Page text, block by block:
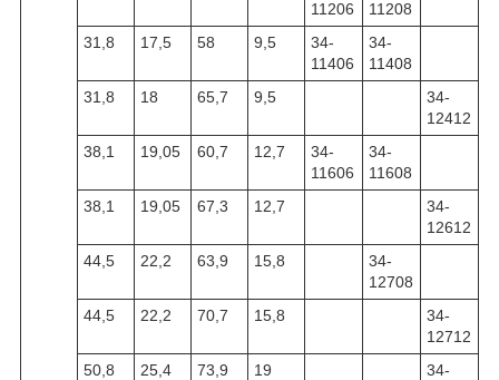
11206
11208
31,8
17,5 58 9,5
34-
11406
34-
11408
31,8
18 65,7 9,5
34-
12412
38,1
19,05 60,7 12,7
34-
11606
34-
11608
38,1
19,05 67,3 12,7
34-
12612
44,5
22,2 63,9 15,8
34-
12708
44,5
22,2 70,7 15,8
34-
12712
50,8
25,4 73,9 19
34-